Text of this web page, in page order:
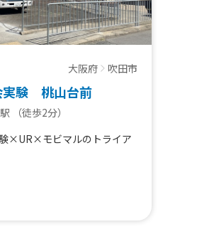
大阪府 吹田市
実験 桃山台前
（徒歩2分）
×UR×モビマルのトライア